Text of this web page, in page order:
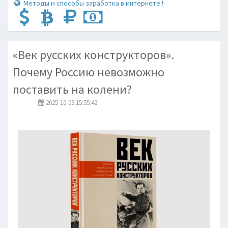
Методы и способы заработка в интернете !
«Век русских конструкторов».
Почему Россию невозможно
поставить на колени?
2025-10-03 15:55:42